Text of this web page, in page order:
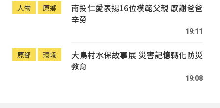
人物 原鄉
南投仁愛表揚16位模範父親 感謝爸爸
辛勞
19:11
原鄉 環境
大鳥村水保故事展 災害記憶轉化防災
教育
19:08